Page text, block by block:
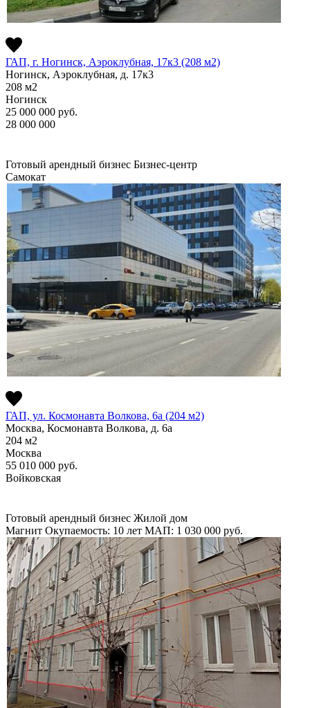
ГАП, г. Ногинск, Аэроклубная, 17к3 (208 м2)
Ногинск, Аэроклубная, д. 17к3
208 м2
Ногинск
25 000 000 руб.
28 000 000
Готовый арендный бизнес Бизнес-центр
Самокат
ГАП, ул. Космонавта Волкова, 6а (204 м2)
Москва, Космонавта Волкова, д. 6а
204 м2
Москва
55 010 000 руб.
Войковская
Готовый арендный бизнес Жилой дом
Магнит Окупаемость: 10 лет МАП: 1 030 000 руб.